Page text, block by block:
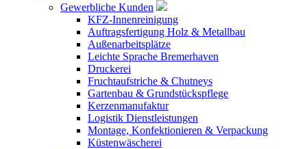
Gewerbliche Kunden
KFZ-Innenreinigung
Auftragsfertigung Holz & Metallbau
Außenarbeitsplätze
Leichte Sprache Bremerhaven
Druckerei
Fruchtaufstriche & Chutneys
Gartenbau & Grundstückspflege
Kerzenmanufaktur
Logistik Dienstleistungen
Montage, Konfektionieren & Verpackung
Küstenwäscherei